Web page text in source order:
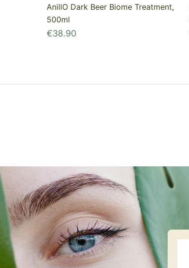
AnillO Dark Beer Biome Treatment,
500ml
€38.90